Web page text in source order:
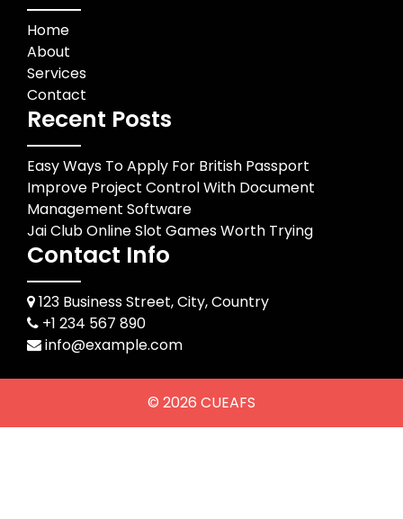
Home
About
Services
Contact
Recent Posts
Easy Ways To Apply For British Passport
Improve Project Control With Document
Management Software
Jai Club Online Slot Games Worth Trying
Contact Info
123 Business Street, City, Country
+1 234 567 890
info@example.com
© 2026 CUEAFS